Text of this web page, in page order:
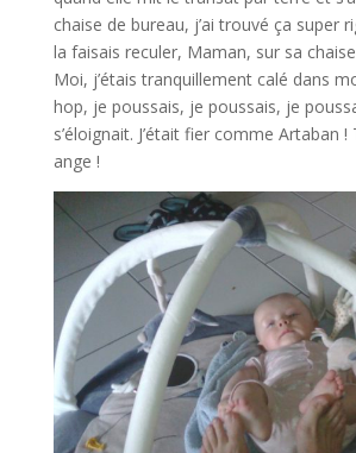
chaise de bureau, j’ai trouvé ça super
la faisais reculer, Maman, sur sa
Moi, j’étais tranquillement calé dans
hop, je poussais, je poussais, je
s’éloignait. J’était fier comme Artaban
ange !